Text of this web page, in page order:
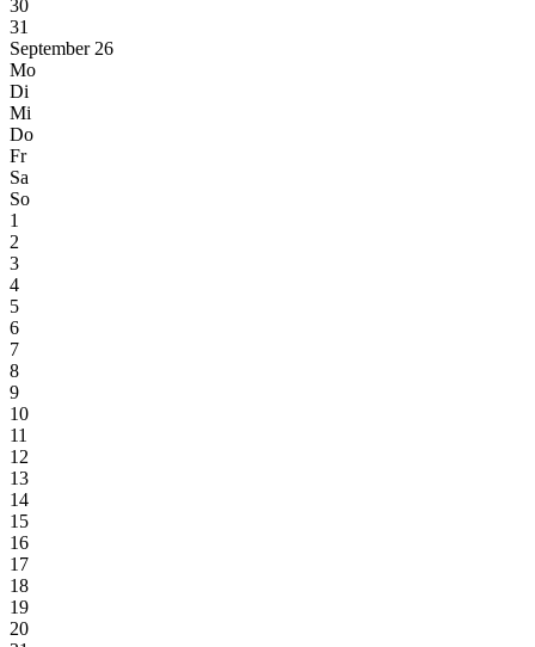
30
31
September 26
Mo
Di
Mi
Do
Fr
Sa
So
1
2
3
4
5
6
7
8
9
10
11
12
13
14
15
16
17
18
19
20